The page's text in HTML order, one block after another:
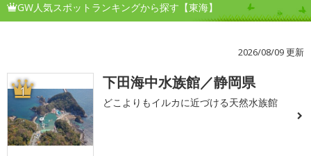
GW人気スポットランキングから探す【東海】
2026/08/09 更新
1 下田海中水族館／静岡県
どこよりもイルカに近づける天然水族館